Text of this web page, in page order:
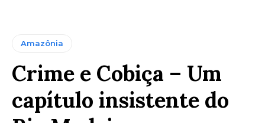
Amazônia
Crime e Cobiça – Um
capítulo insistente do